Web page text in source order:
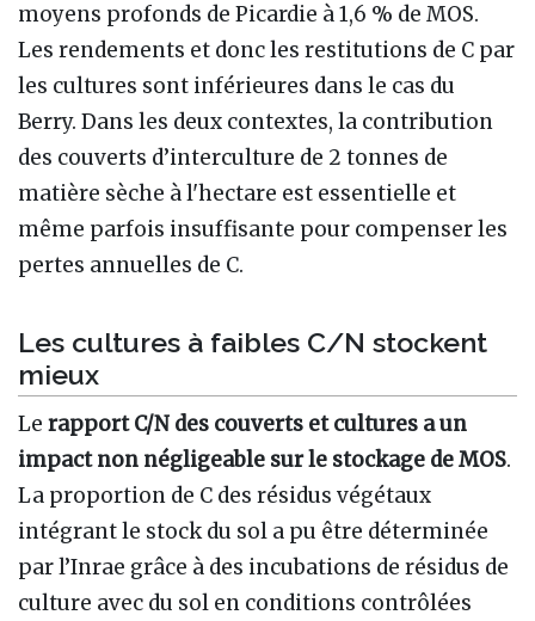
moyens profonds de Picardie à 1,6 % de MOS.
Les rendements et donc les restitutions de C par
les cultures sont inférieures dans le cas du
Berry. Dans les deux contextes, la contribution
des couverts d’interculture de 2 tonnes de
matière sèche à l'hectare est essentielle et
même parfois insuffisante pour compenser les
pertes annuelles de C.
Les cultures à faibles C/N stockent
mieux
Le rapport C/N des couverts et cultures a un
impact non négligeable sur le stockage de MOS.
La proportion de C des résidus végétaux
intégrant le stock du sol a pu être déterminée
par l’Inrae grâce à des incubations de résidus de
culture avec du sol en conditions contrôlées